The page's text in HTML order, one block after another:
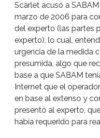
Scarlet acusó a
marzo de 2006 para
del experto (las partes
experto), lo cual,
urgencia de la medida
presumida, algo que
base a que SABAM
Internet que el
en base al extenso y
presentó al experto,
habí­a requerido para